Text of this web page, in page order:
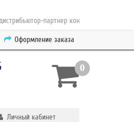
партнер концерна ESAB с 2010 года
Оформление заказа
0
Личный кабинет